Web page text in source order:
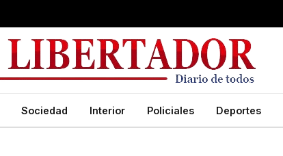
Sociedad Interior Policiales Deportes